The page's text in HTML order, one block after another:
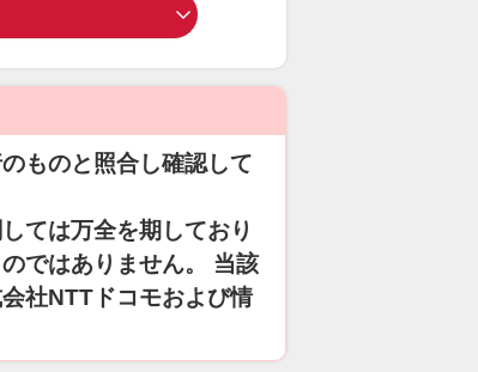
ものと照合し確認して
ては万全を期しており
ではありません。 当該
社NTTドコモおよび情